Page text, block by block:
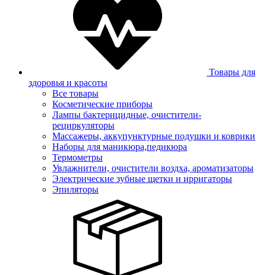
Товары для
здоровья и красоты
Все товары
Косметические приборы
Лампы бактерицидные, очистители-
рециркуляторы
Массажеры, аккупунктурные подушки и коврики
Наборы для маникюра,педикюра
Термометры
Увлажнители, очистители воздха, ароматизаторы
Электрические зубные щетки и ирригаторы
Эпиляторы